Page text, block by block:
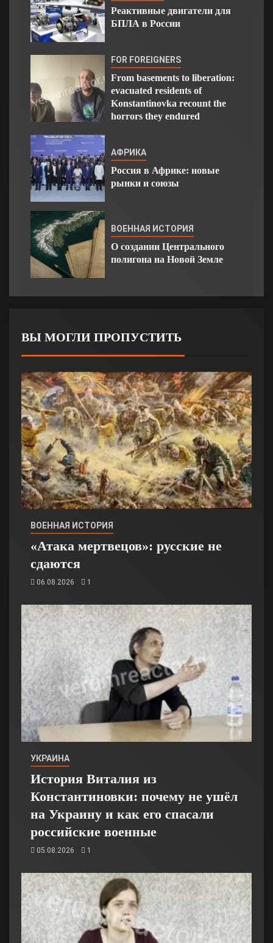
Реактивные двигатели для
БПЛА в России
FOR FOREIGNERS
From basements to liberation:
evacuated residents of
Konstantinovka recount the
horrors they endured
АФРИКА
Россия в Африке: новые
рынки и союзы
ВОЕННАЯ ИСТОРИЯ
О создании Центрального
полигона на Новой Земле
ВЫ МОГЛИ ПРОПУСТИТЬ
ВОЕННАЯ ИСТОРИЯ
«Атака мертвецов»: русские не
сдаются
06.08.2026 1
УКРАИНА
История Виталия из
Константиновки: почему не ушёл
на Украину и как его спасали
российские военные
05.08.2026 1